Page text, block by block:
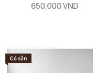
650.000 VND
Có sẵn